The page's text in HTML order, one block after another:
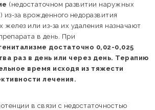
(недостаточном развитии наружных
из-за врожденного недоразвития
желез или из-за их удаления назначают
в день. При
достаточно 0,02-0,025
раз в день или через день. Терапию
время исходя из тяжести
лечения.
в связи с недостаточностью